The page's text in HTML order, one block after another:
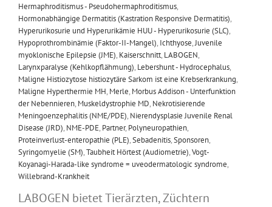
Hermaphroditismus - Pseudohermaphroditismus,
Hormonabhängige Dermatitis (Kastration Responsive Dermatitis),
Hyperurikosurie und Hyperurikämie HUU - Hyperurikosurie (SLC),
Hypoprothrombinämie (Faktor-II-Mangel), Ichthyose,Juvenile
myoklonische Epilepsie (JME), Kaiserschnitt, LABOGEN,
Larynxparalyse (Kehlkopflähmung), Lebershunt - Hydrocephalus,
Maligne Histiozytose histiozytäre Sarkom ist eine Krebserkrankung,
Maligne Hyperthermie MH, Merle, Morbus Addison - Unterfunktion
der Nebennieren, Muskeldystrophie MD, Nekrotisierende
Meningoenzephalitis (NME/PDE), Nierendysplasie Juvenile Renal
Disease (JRD), NME-PDE, Partner, Polyneuropathien,
Proteinverlust-enteropathie (PLE),Sebadenitis,Sponsoren,
Syringomyelie (SM),Taubheit Hörtest (Audiometrie),Vogt-
Koyanagi-Harada-like syndrome = uveodermatologic syndrome,
Willebrand-Krankheit
LABOGEN bietet Tierärzten, Züchtern